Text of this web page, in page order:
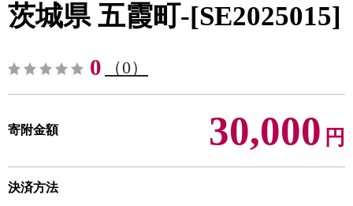
茨城県 五霞町-[SE2025015]
0 （0）
寄附金額 30,000 円
決済方法